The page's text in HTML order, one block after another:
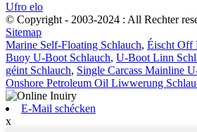
Ufro elo
© Copyright - 2003-2024 : All Rechter
Sitemap
Marine Self-Floating Schlauch, Éischt Off
Buoy U-Boot Schlauch, U-Boot Linn
géint Schlauch, Single Carcass Mainline
Onshore Petroleum Oil Liwwerung
E-Mail schécken
x